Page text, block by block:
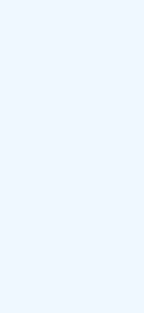
et conduits à Tezpur, le
nous pouvons visiter
d’une hospitalité
de thé.
rhinocéros à une corne,
fleuve Brahmapoutre. Ses
d’un petit-déjeuner à